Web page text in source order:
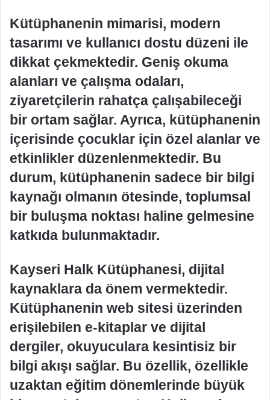
Kütüphanenin mimarisi, modern
tasarımı ve kullanıcı dostu düzeni ile
dikkat çekmektedir. Geniş okuma
alanları ve çalışma odaları,
ziyaretçilerin rahatça çalışabileceği
bir ortam sağlar. Ayrıca, kütüphanenin
içerisinde çocuklar için özel alanlar ve
etkinlikler düzenlenmektedir. Bu
durum, kütüphanenin sadece bir bilgi
kaynağı olmanın ötesinde, toplumsal
bir buluşma noktası haline gelmesine
katkıda bulunmaktadır.
Kayseri Halk Kütüphanesi, dijital
kaynaklara da önem vermektedir.
Kütüphanenin web sitesi üzerinden
erişilebilen e-kitaplar ve dijital
dergiler, okuyuculara kesintisiz bir
bilgi akışı sağlar. Bu özellik, özellikle
uzaktan eğitim dönemlerinde büyük